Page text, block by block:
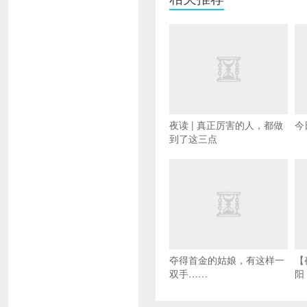
夜读 | 真正厉害的人，都做
到了这三点
今
夺得首金的姑娘，有这样一
双手……